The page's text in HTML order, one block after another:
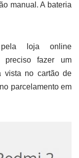
manual. A bateria
loja online
preciso fazer um
vista no cartão de
parcelamento em